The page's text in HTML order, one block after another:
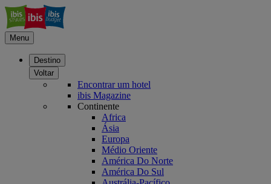
Menu
Destino
Voltar
Encontrar um hotel
ibis Magazine
Continente
Africa
Ásia
Europa
Médio Oriente
América Do Norte
América Do Sul